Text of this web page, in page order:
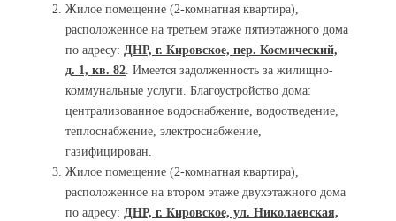
Жилое помещение (2-комнатная квартира),
расположенное на третьем этаже пятиэтажного дома
по адресу: ДНР, г. Кировское, пер. Космический,
д. 1, кв. 82. Имеется задолженность за жилищно-
коммунальные услуги. Благоустройство дома:
централизованное водоснабжение, водоотведение,
теплоснабжение, электроснабжение,
газифицирован.
Жилое помещение (2-комнатная квартира),
расположенное на втором этаже двухэтажного дома
по адресу: ДНР, г. Кировское, ул. Николаевская,